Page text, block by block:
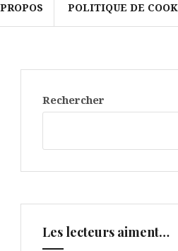
POLITIQUE DE
Rechercher
Les lecteurs aiment…